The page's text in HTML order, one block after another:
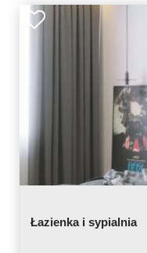
Łazienka i sypialnia